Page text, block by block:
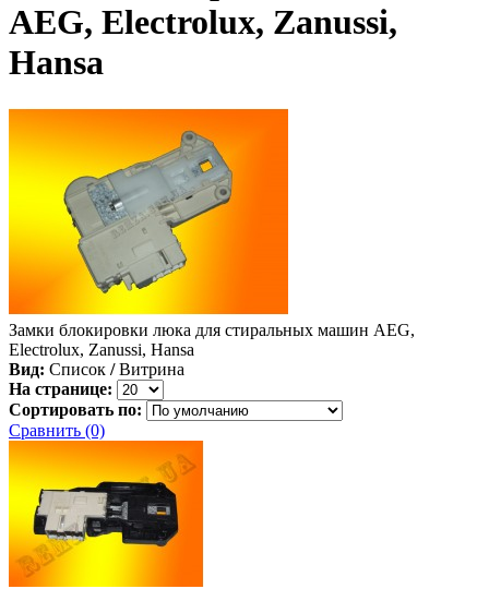
AEG, Electrolux, Zanussi,
Hansa
Замки блокировки люка для стиральных машин AEG,
Electrolux, Zanussi, Hansa
Вид: Список / Витрина
На странице:
Сортировать по:
Сравнить (0)